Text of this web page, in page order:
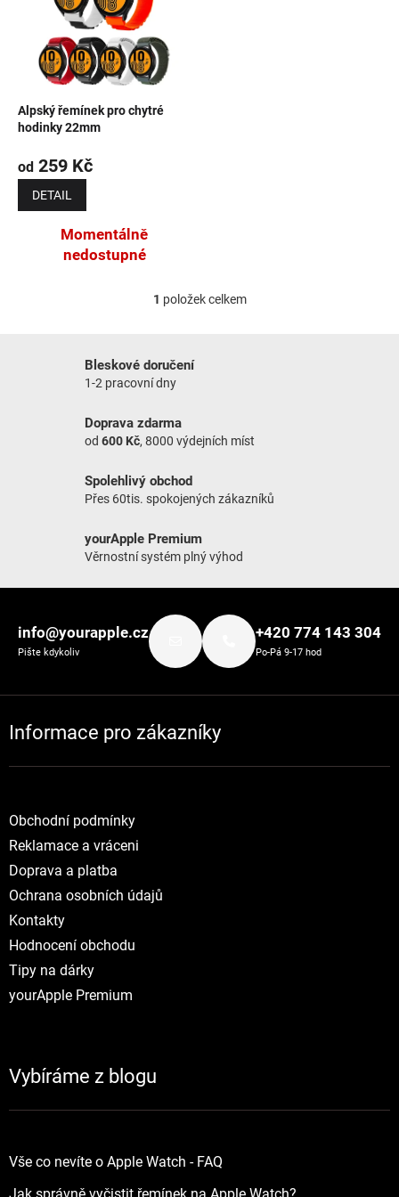
NOVINKY
Alpský řemínek pro chytré
hodinky 22mm
od 259 Kč
DETAIL
Momentálně
nedostupné
Ovládací prvky výpisu
1 položek celkem
Bleskové doručení
1-2 pracovní dny
Doprava zdarma
od 600 Kč, 8000 výdejních míst
Spolehlivý obchod
Přes 60tis. spokojených zákazníků
yourApple Premium
Věrnostní systém plný výhod
info@yourapple.cz
Pište kdykoliv
+420 774 143 304
Po-Pá 9-17 hod
Informace pro zákazníky
Obchodní podmínky
Reklamace a vráceni
Doprava a platba
Ochrana osobních údajů
Kontakty
Hodnocení obchodu
Tipy na dárky
yourApple Premium
Vybíráme z blogu
Vše co nevíte o Apple Watch - FAQ